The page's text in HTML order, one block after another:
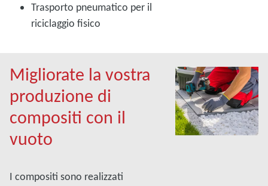
Trasporto pneumatico per il
riciclaggio fisico
Migliorate la vostra
produzione di
compositi con il
vuoto
I compositi sono realizzati